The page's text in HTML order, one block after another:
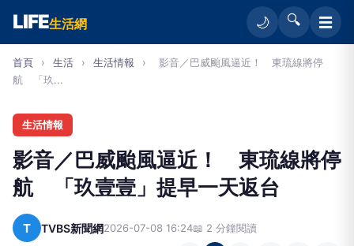
LIFE生活網 🌙 🔍 ☰
首頁 › 生活 › 生活情報 ›
影音／巴威颱風逼近！ 東琉線將停
航 「玖...
生活情報
影音／巴威颱風逼近！ 東琉線將停
航 「玖壹壹」提早一天返台
T TVBS新聞網2026-07-08 16:24📖 2 分鐘閱讀